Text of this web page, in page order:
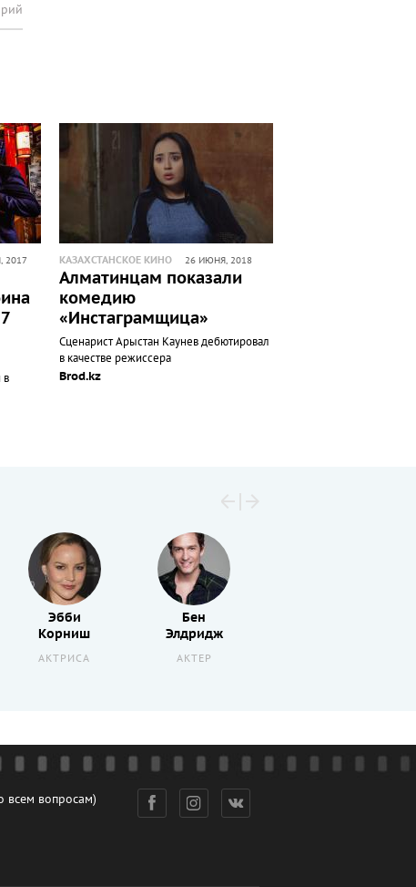
2017
в
КАЗАХСТАНСКОЕ КИНО 26 ИЮНЯ, 2018
Алматинцам показали
комедию
«Инстаграмщица»
Сценарист Арыстан Каунев дебютировал
в качестве режиссера
Brod.kz
Эбби
Корниш
АКТРИСА
Бен
Элдридж
АКТЕР
всем вопросам)